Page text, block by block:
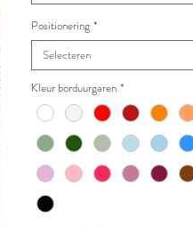
Positionering *
Selecteren
Kleur borduurgaren *